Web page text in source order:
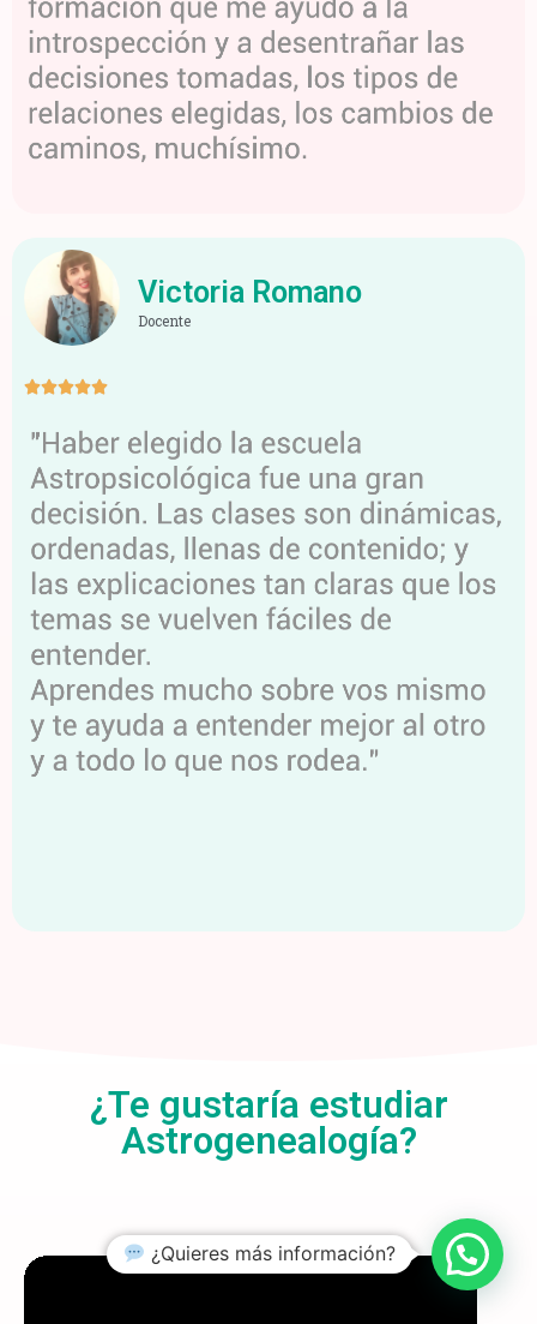
Victoria Romano
Docente

¿Te gustaría estudiar
Astrogenealogía?
¿Quieres más información?